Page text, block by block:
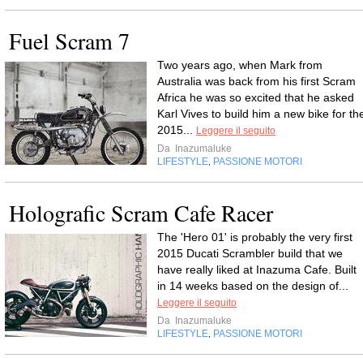
Fuel Scram 7
Two years ago, when Mark from
Australia was back from his first Scram
Africa he was so excited that he asked
Karl Vives to build him a new bike for
2015...
Leggere il seguito
Da Inazumaluke
LIFESTYLE PASSIONE MOTORI
Holografic Scram Cafe Racer
The 'Hero 01' is probably the very first
2015 Ducati Scrambler build that we
have really liked at Inazuma Cafe. Built
in 14 weeks based on the design of...
Leggere il seguito
Da Inazumaluke
LIFESTYLE PASSIONE MOTORI